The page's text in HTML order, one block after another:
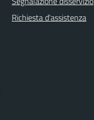
Richiesta d'assistenza